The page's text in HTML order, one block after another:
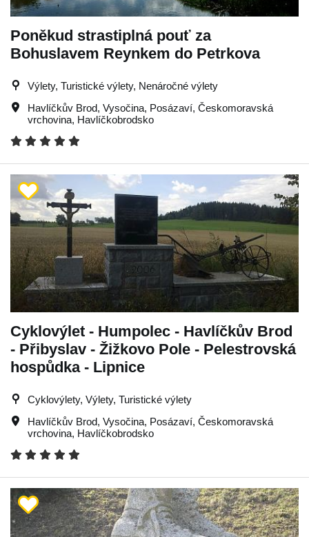
Poněkud strastiplná pouť za
Bohuslavem Reynkem do Petrkova
Výlety, Turistické výlety, Nenáročné výlety
Havlíčkův Brod, Vysočina, Posázaví, Českomoravská
vrchovina, Havlíčkobrodsko
Cyklovýlet - Humpolec - Havlíčkův Brod
- Přibyslav - Žižkovo Pole - Pelestrovská
hospůdka - Lipnice
Cyklovýlety, Výlety, Turistické výlety
Havlíčkův Brod, Vysočina, Posázaví, Českomoravská
vrchovina, Havlíčkobrodsko